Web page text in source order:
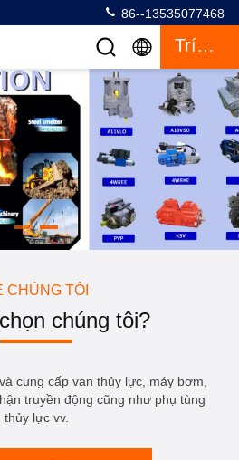
86--13535077468
Trích Dẫn
CHÚNG TÔI
chúng tôi?
cung cấp van thủy lực, máy bơm,
truyền động cũng như phụ tùng
thủy lực vv.